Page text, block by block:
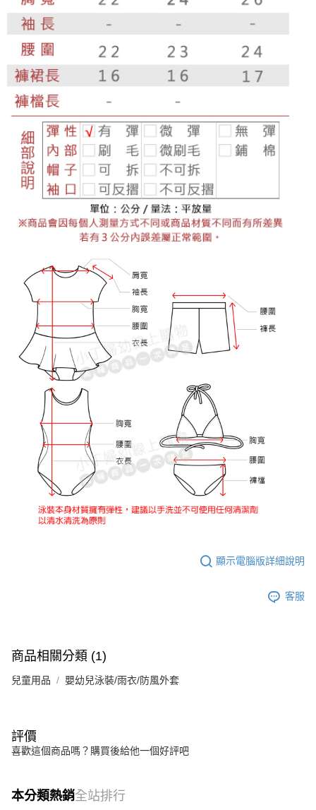
顯示電腦版詳細說明
客服
商品相關分類 (1)
兒童用品 嬰幼兒泳裝/雨衣/防風外套
評價
喜歡這個商品嗎？購買後給他一個好評吧
本分類熱銷全站排行